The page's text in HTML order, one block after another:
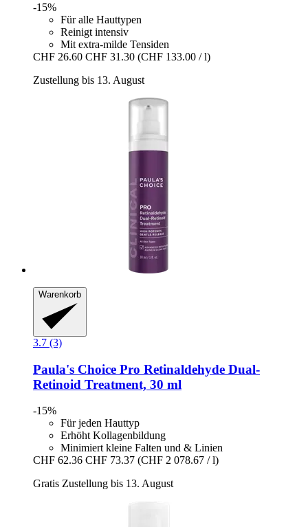
-15%
Für alle Hauttypen
Reinigt intensiv
Mit extra-milde Tensiden
CHF 26.60 CHF 31.30 (CHF 133.00 / l)
Zustellung bis 13. August
Warenkorb
3.7 (3)
Paula's Choice Pro Retinaldehyde Dual-​
Retinoid Treatment, 30 ml
-15%
Für jeden Hauttyp
Erhöht Kollagenbildung
Minimiert kleine Falten und & Linien
CHF 62.36 CHF 73.37 (CHF 2 078.67 / l)
Gratis Zustellung bis 13. August